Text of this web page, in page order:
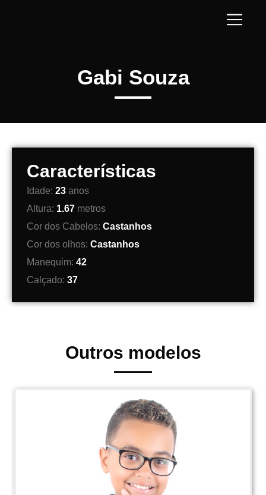
Gabi Souza
Características
Idade: 23 anos
Altura: 1.67 metros
Cor dos Cabelos: Castanhos
Cor dos olhos: Castanhos
Manequim: 42
Calçado: 37
Outros modelos